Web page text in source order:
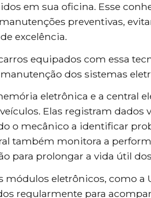
em sua oficina. Esse
preventivas,
excelência.
equipados com essa
dos sistemas
eletrônica e a central
Elas registram dados
o mecânico a identificar
também monitora a
para prolongar a vida útil
módulos eletrônicos, como a
regularmente para